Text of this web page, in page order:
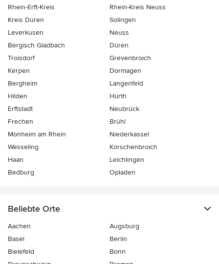
Rhein-Erft-Kreis
Rhein-Kreis Neuss
Kreis Düren
Solingen
Leverkusen
Neuss
Bergisch Gladbach
Düren
Troisdorf
Grevenbroich
Kerpen
Dormagen
Bergheim
Langenfeld
Hilden
Hürth
Erftstadt
Neubrück
Frechen
Brühl
Monheim am Rhein
Niederkassel
Wesseling
Korschenbroich
Haan
Leichlingen
Bedburg
Opladen
Beliebte Orte
Aachen
Augsburg
Basel
Berlin
Bielefeld
Bonn